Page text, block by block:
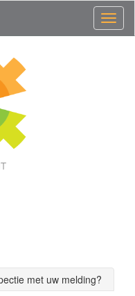
met uw melding?